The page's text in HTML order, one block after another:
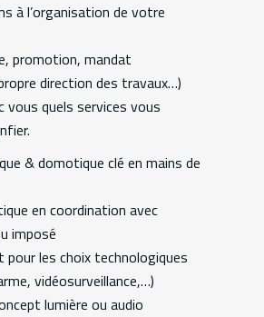
à l’organisation de votre
promotion, mandat
direction des travaux…)
quels services vous
& domotique clé en mains de
en coordination avec
imposé
pour les choix technologiques
vidéosurveillance,…)
lumière ou audio